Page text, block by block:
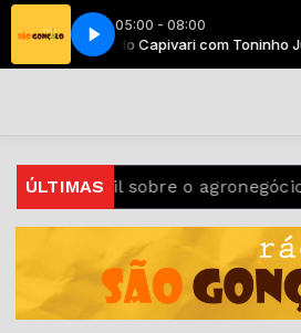
05:00 - 08:00
Rancho do Capivari com Toninho
ÚLTIMAS
infantil sobre o agronegócio